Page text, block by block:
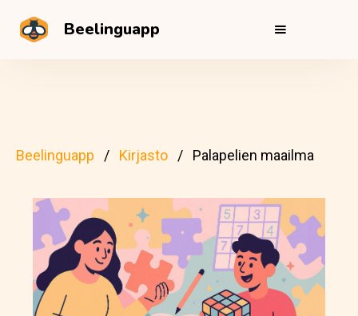
Beelinguapp
Beelinguapp Kirjasto Palapelien maailma